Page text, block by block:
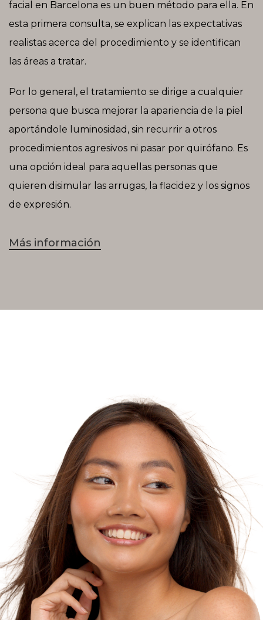
facial en Barcelona es un buen método para ella. En
esta primera consulta, se explican las expectativas
realistas acerca del procedimiento y se identifican
las áreas a tratar.
Por lo general, el tratamiento se dirige a cualquier
persona que busca mejorar la apariencia de la piel
aportándole luminosidad, sin recurrir a otros
procedimientos agresivos ni pasar por quirófano. Es
una opción ideal para aquellas personas que
quieren disimular las arrugas, la flacidez y los signos
de expresión.
Más información